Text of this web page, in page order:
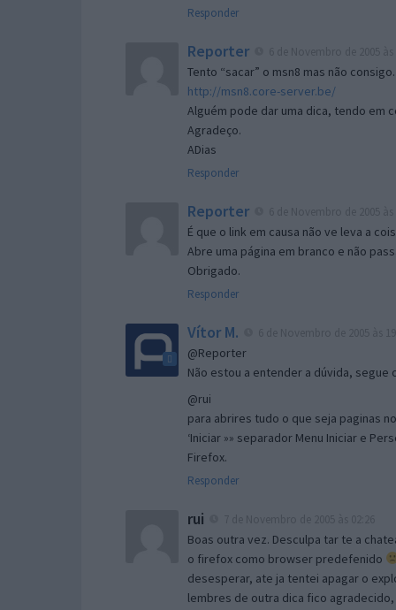
Responder
Reporter
Tento “sacar” o msn8 mas não
http://msn8.core-server.be/
Alguém pode dar uma dica, tendo em
Agradeço.
ADias
Responder
Reporter
É que o link em causa não ve leva a
Abre uma página em branco e não
Obrigado.
Responder
Vítor M.
@Reporter
Não estou a entender a dúvida,
@rui
para abrires tudo o que seja paginas
‘Iniciar »» separador Menu Iniciar e
Firefox.
Responder
rui
Boas outra vez. Desculpa tar te a
o firefox como browser predefenido
desesperar, ate ja tentei apagar o
lembres de outra dica fico